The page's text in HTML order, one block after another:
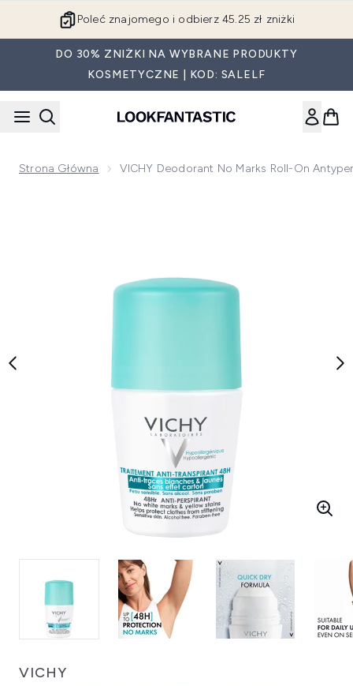
Poleć znajomego i odbierz 45.25 zł zniżki
DO 30% ZNIŻKI NA WYBRANE PRODUKTY
KOSMETYCZNE | KOD: SALELF
Strona Główna VICHY Deodorant No Marks Roll-On
VICHY